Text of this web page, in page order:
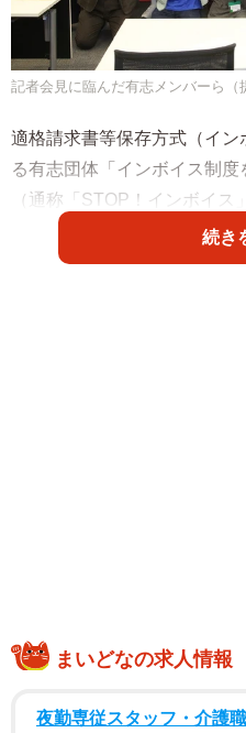
記者会見に臨んだ有志メンバーら（
適格請求書等保存方式（イ
る有志団体「インボイス制
（通称「STOP！インボイ
ンライン署名活動を続けて
まった18万162筆を財務省に
続き
まいどなの求人情報
夜勤専従スタッフ・介護